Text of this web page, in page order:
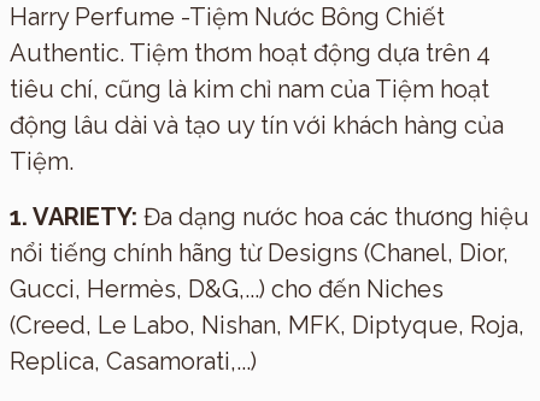
Harry Perfume -Tiệm Nước Bông Chiết
Authentic. Tiệm thơm hoạt động dựa trên 4
tiêu chí, cũng là kim chỉ nam của Tiệm hoạt
động lâu dài và tạo uy tín với khách hàng của
Tiệm.
1. VARIETY: Đa dạng nước hoa các thương hiệu
nổi tiếng chính hãng từ Designs (Chanel, Dior,
Gucci, Hermès, D&G,...) cho đến Niches
(Creed, Le Labo, Nishan, MFK, Diptyque, Roja,
Replica, Casamorati,...)